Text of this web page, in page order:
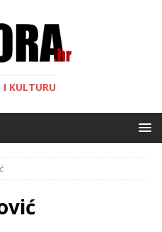
I KULTURU